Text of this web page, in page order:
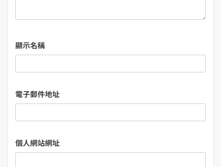
顯示名稱
電子郵件地址
個人網站網址